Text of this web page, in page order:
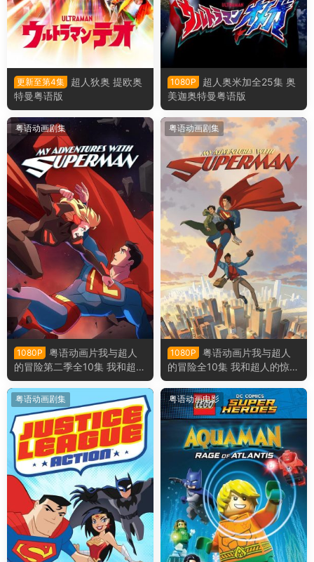
更新至第4集
超人狄奥 提欧奥
特曼粤语版
1080P
超人奥米加全25集 奥
美迦奥特曼粤语版
粤语动画剧集
1080P
粤语动画片我与超人
的冒险第二季全10集 我和超人
的惊奇冒险第二季粤语版
粤语动画剧集
1080P
粤语动画片我与超人
的冒险全10集 我和超人的惊奇
冒险粤语版
粤语动画剧集 粤语动画电影